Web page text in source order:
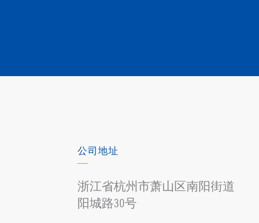
公司地址
浙江省杭州市萧山区南阳街道
阳城路30号